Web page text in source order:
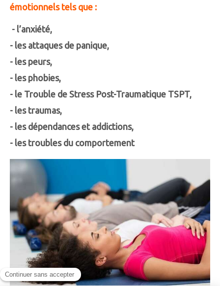
émotionnels tels que :
- l’anxiété,
- les attaques de panique,
- les peurs,
- les phobies,
- le Trouble de Stress Post-Traumatique TSPT,
- les traumas,
- les dépendances et addictions,
- les troubles du comportement